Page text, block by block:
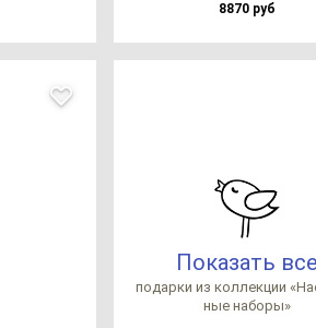
8870 руб
Показать все
по­дар­ки из кол­лек­ции
ные на­бо­ры»